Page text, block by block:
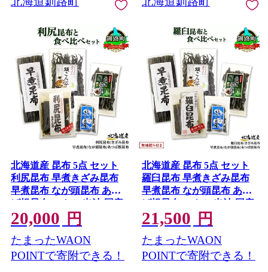
北海道産 昆布 5点 セット
利尻昆布 早煮きざみ昆布
早煮昆布 なが頭昆布 あつ
ば根昆布 こんぶ 出汁 国産
コンブ 高級 出汁 だし昆布
詰め合わせ 保存食 乾物 北
連物産 きたれん 20000円の
返礼品 20000円 海鮮 北海
20,000 円
たまったWAON
POINTで寄附できる！
北海道産 昆布 5点 セット
羅臼昆布 早煮きざみ昆布
早煮昆布 なが頭昆布 あつ
ば根昆布 こんぶ 出汁 国産
コンブ 高級 出汁 だし昆布
詰め合わせ 保存食 乾物 無
地熨斗 熨斗 のし 北連物産
きたれん 北海道 釧路町 釧
21,500 円
たまったWAON
POINTで寄附できる！